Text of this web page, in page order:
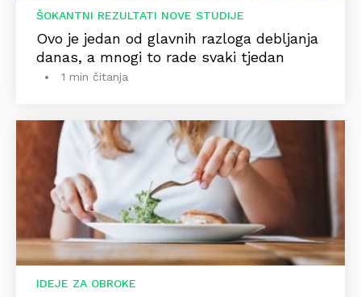
ŠOKANTNI REZULTATI NOVE STUDIJE
Ovo je jedan od glavnih razloga debljanja
danas, a mnogi to rade svaki tjedan
1 min čitanja
IDEJE ZA OBROKE